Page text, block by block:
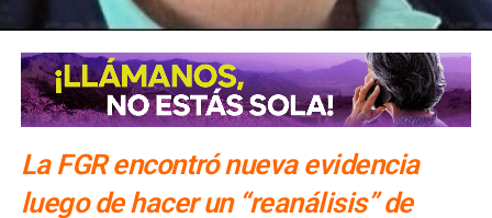
La FGR encontró nueva evidencia
luego de hacer un “reanálisis” de